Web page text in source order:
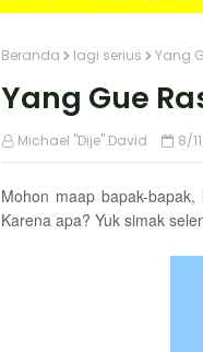
Beranda lagi serius Yang
Yang Gue
Michael "Dije" David 8/
Mohon maap bapak-
Karena apa? Yuk simak